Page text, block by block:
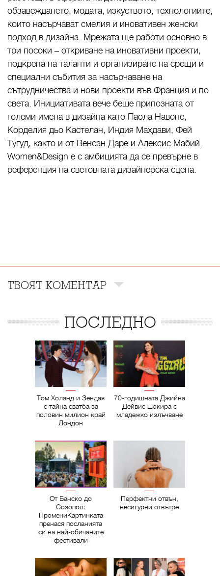
обзавеждането, модата, изкуството, технологиите,
които насърчават смелия и иновативен женски
подход в дизайна. Мрежата ще работи основно в
три посоки – откриване на иновативни проекти,
подкрепа на таланти и организиране на срещи и
специални събития за насърчаване на
сътрудничества и нови проекти във Франция и по
света. Инициативата вече беше припозната от
големи имена в дизайна като Паола Навоне,
Корделия дьо Кастелан, Индия Махдави, Фей
Тугуд, както и от Венсан Даре и Алексис Мабий.
Women&Design е с амбицията да се превърне в
референция на световната дизайнерска сцена.
ТВОЯТ КОМЕНТАР
ПОСЛЕДНО
Том Холанд и Зендая
с тайна сватба за
половин милион край
Лондон
70-годишната Джийна
Дейвис шокира с
младежко излъчване
От Банско до
Созопол:
ПромениКартинката
пренася посланията
си на най-обичаните
фестивали
Перфектни отвън,
несигурни отвътре